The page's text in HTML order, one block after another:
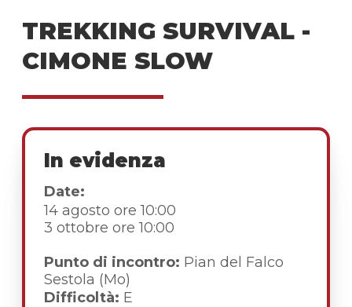
TREKKING SURVIVAL -
CIMONE SLOW
In evidenza
Date:
14 agosto ore 10:00
3 ottobre ore 10:00
Punto di incontro: Pian del Falco
Sestola (Mo)
Difficoltà: E